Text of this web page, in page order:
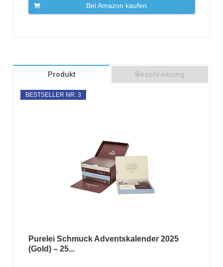
Bei Amazon kaufen
Produkt Beschreibung
BESTSELLER NR. 3
Purelei Schmuck Adventskalender 2025
(Gold) – 25...